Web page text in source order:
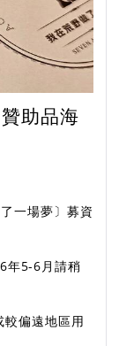
助品海
一場夢〕募資
年5-6月請稍
較偏遠地區用